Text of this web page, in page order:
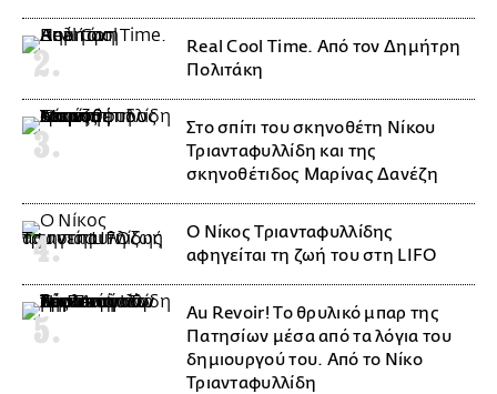
Real Cool Time. Από τον Δημήτρη
Πολιτάκη
Στο σπίτι του σκηνοθέτη Νίκου
Τριανταφυλλίδη και της
σκηνοθέτιδος Μαρίνας Δανέζη
Ο Νίκος Τριανταφυλλίδης
αφηγείται τη ζωή του στη LIFO
Au Revoir! Το θρυλικό μπαρ της
Πατησίων μέσα από τα λόγια του
δημιουργού του. Από το Νίκο
Τριανταφυλλίδη